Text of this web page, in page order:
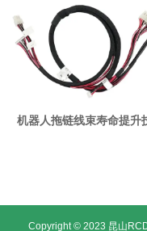
机器人拖链线束寿命提升
Copyright © 2023 昆山